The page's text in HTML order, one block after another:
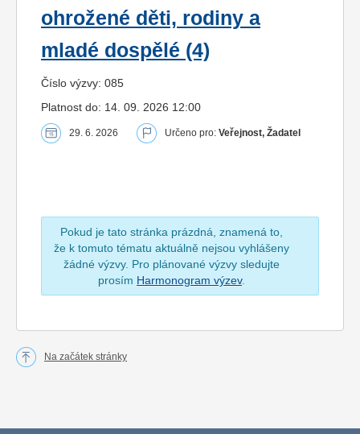
ohrožené děti, rodiny a
mladé dospělé (4)
Číslo výzvy: 085
Platnost do: 14. 09. 2026 12:00
29. 6. 2026 Určeno pro: Veřejnost, Žadatel
Pokud je tato stránka prázdná, znamená to,
že k tomuto tématu aktuálně nejsou vyhlášeny
žádné výzvy. Pro plánované výzvy sledujte
prosím Harmonogram výzev.
Na začátek stránky